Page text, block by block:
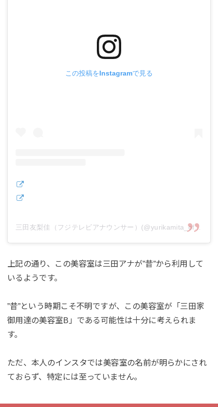
この投稿をInstagramで見る
三田友梨佳（フジテレビアナウンサー）(@yurikamita_official)がシェアした投稿
上記の通り、この美容室は三田アナが”昔”から利用して
いるようです。
”昔”という時期こそ不明ですが、この美容室が「三田家
御用達の美容室B」である可能性は十分に考えられま
す。
ただ、本人のインスタでは美容室の名前が明らかにされ
ておらず、特定には至っていません。